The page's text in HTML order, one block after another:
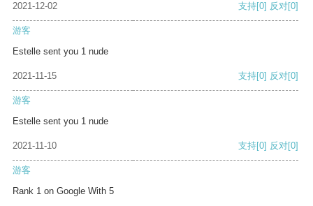
2021-12-02 支持[0] 反对[0]
游客
Estelle sent you 1 nude
2021-11-15 支持[0] 反对[0]
游客
Estelle sent you 1 nude
2021-11-10 支持[0] 反对[0]
游客
Rank 1 on Google With 5